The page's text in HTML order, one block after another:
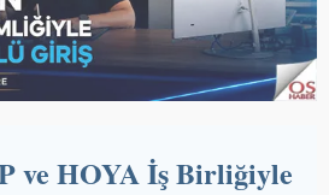
ve HOYA İş Birliğiyle